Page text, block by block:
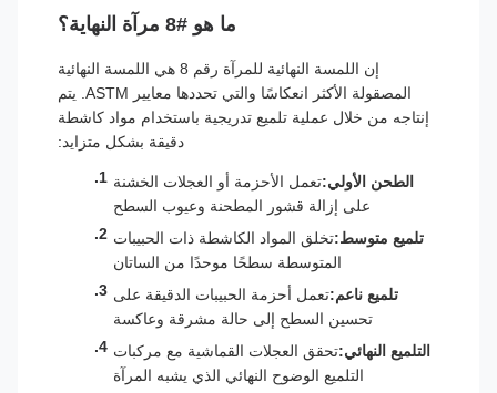
ما هو #8 مرآة النهاية؟
إن اللمسة النهائية للمرآة رقم 8 هي اللمسة النهائية
المصقولة الأكثر انعكاسًا والتي تحددها معايير ASTM. يتم
إنتاجه من خلال عملية تلميع تدريجية باستخدام مواد كاشطة
دقيقة بشكل متزايد:
الطحن الأولي:تعمل الأحزمة أو العجلات الخشنة
على إزالة قشور المطحنة وعيوب السطح
تلميع متوسط:تخلق المواد الكاشطة ذات الحبيبات
المتوسطة سطحًا موحدًا من الساتان
تلميع ناعم:تعمل أحزمة الحبيبات الدقيقة على
تحسين السطح إلى حالة مشرقة وعاكسة
التلميع النهائي:تحقق العجلات القماشية مع مركبات
التلميع الوضوح النهائي الذي يشبه المرآة